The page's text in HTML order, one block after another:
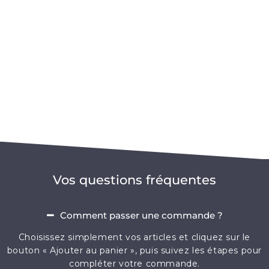
Vos questions fréquentes
Comment passer une commande ?
Choisissez simplement vos articles et cliquez sur le
bouton « Ajouter au panier », puis suivez les étapes pour
compléter votre commande.